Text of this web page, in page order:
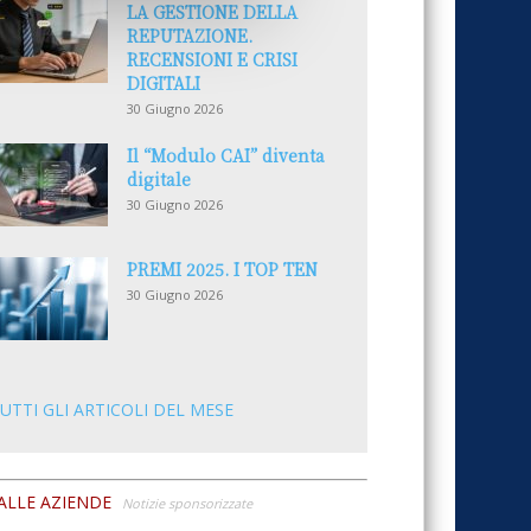
LA GESTIONE DELLA
REPUTAZIONE.
RECENSIONI E CRISI
DIGITALI
30 Giugno 2026
Il “Modulo CAI” diventa
digitale
30 Giugno 2026
PREMI 2025. I TOP TEN
30 Giugno 2026
GLI ARTICOLI DEL MESE
AZIENDE Notizie sponsorizzate